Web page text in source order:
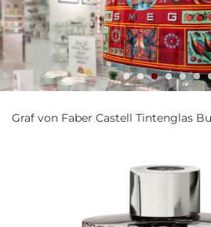
Graf von Faber Castell Tintenglas